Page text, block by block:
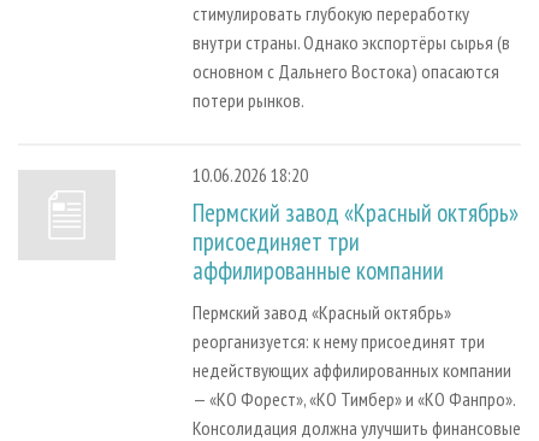
стимулировать глубокую переработку
внутри страны. Однако экспортёры сырья (в
основном с Дальнего Востока) опасаются
потери рынков.
10.06.2026 18:20
Пермский завод «Красный октябрь»
присоединяет три
аффилированные компании
Пермский завод «Красный октябрь»
реорганизуется: к нему присоединят три
недействующих аффилированных компании
— «КО Форест», «КО Тимбер» и «КО Фанпро».
Консолидация должна улучшить финансовые